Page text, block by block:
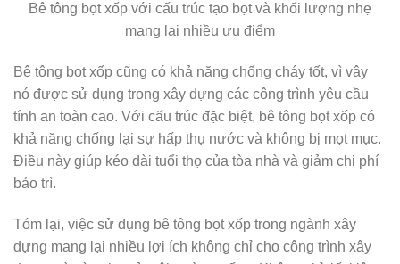
Bê tông bọt xốp với cấu trúc tạo bọt và khối lượng nhẹ
mang lại nhiều ưu điểm
Bê tông bọt xốp cũng có khả năng chống cháy tốt, vì vậy
nó được sử dụng trong xây dựng các công trình yêu cầu
tính an toàn cao. Với cấu trúc đặc biệt, bê tông bọt xốp có
khả năng chống lại sự hấp thụ nước và không bị mọt mục.
Điều này giúp kéo dài tuổi thọ của tòa nhà và giảm chi phí
bảo trì.
Tóm lại, việc sử dụng bê tông bọt xốp trong ngành xây
dựng mang lại nhiều lợi ích không chỉ cho công trình xây